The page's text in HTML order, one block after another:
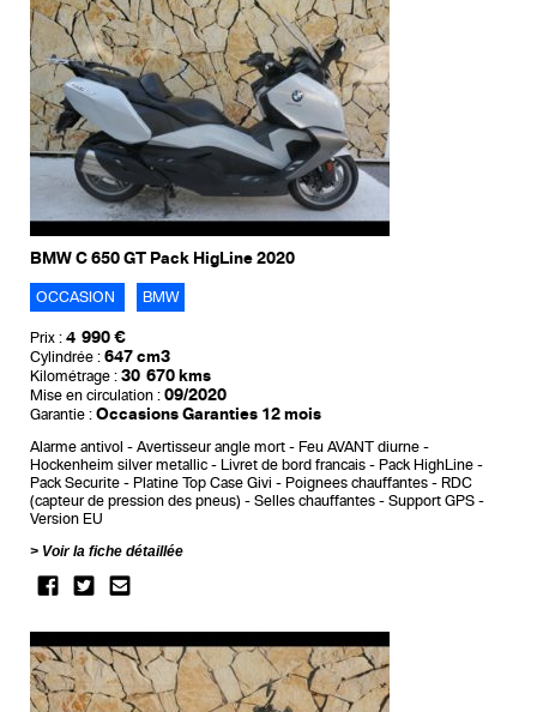
BMW C 650 GT Pack HigLine 2020
OCCASION BMW
Prix : 4 990 €
Cylindrée : 647 cm3
Kilométrage : 30 670 kms
Mise en circulation : 09/2020
Garantie : Occasions Garanties 12 mois
Alarme antivol Avertisseur angle mort
Feu AVANT diurne
Hockenheim silver metallic
Livret de bord francais
Pack HighLine
Pack Securite
Platine Top Case Givi Poignees chauffantes
RDC
(capteur de pression des pneus)
Selles chauffantes
Support GPS
Version EU
Voir la fiche détaillée